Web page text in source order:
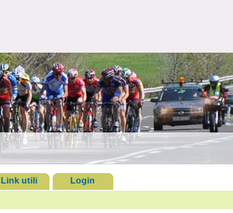
Link utili
Login